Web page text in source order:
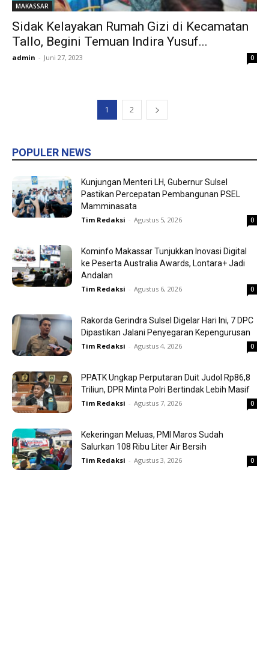
MAKASSAR
Sidak Kelayakan Rumah Gizi di Kecamatan
Tallo, Begini Temuan Indira Yusuf...
admin - Juni 27, 2023 0
1 2
POPULER NEWS
Kunjungan Menteri LH, Gubernur Sulsel
Pastikan Percepatan Pembangunan PSEL
Mamminasata
Tim Redaksi - Agustus 5, 2026 0
Kominfo Makassar Tunjukkan Inovasi Digital
ke Peserta Australia Awards, Lontara+ Jadi
Andalan
Tim Redaksi - Agustus 6, 2026 0
Rakorda Gerindra Sulsel Digelar Hari Ini, 7 DPC
Dipastikan Jalani Penyegaran Kepengurusan
Tim Redaksi - Agustus 4, 2026 0
PPATK Ungkap Perputaran Duit Judol Rp86,8
Triliun, DPR Minta Polri Bertindak Lebih Masif
Tim Redaksi - Agustus 7, 2026 0
Kekeringan Meluas, PMI Maros Sudah
Salurkan 108 Ribu Liter Air Bersih
Tim Redaksi - Agustus 3, 2026 0